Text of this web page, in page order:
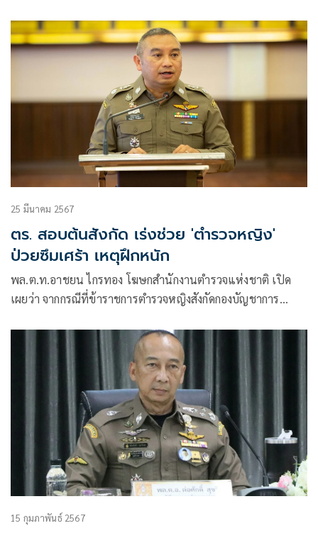
ธันวาคม 2567 ที่ผ่านมา เป็นเหตุให้ชาวต่างชาติเสียชีวิต 3 ราย
25 มีนาคม 2567
ตร. สอบต้นสังกัด เร่งช่วย 'ตำรวจหญิง'
ป่วยซึมเศร้า เหตุฝึกหนัก
พล.ต.ท.อาชยน ไกรทอง โฆษกสำนักงานตำรวจแห่งชาติ เปิด
เผยว่า จากกรณีที่ข้าราชการตำรวจหญิงสังกัดกองบัญชาการ
15 กุมภาพันธ์ 2567